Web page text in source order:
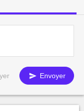
Envoyer